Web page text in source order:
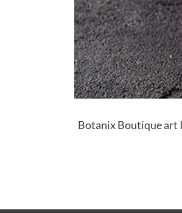
Botanix Boutique art